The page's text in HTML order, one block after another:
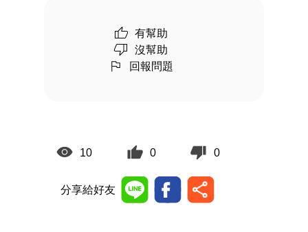
有幫助
沒幫助
回報問題
10 0 0
分享給好友